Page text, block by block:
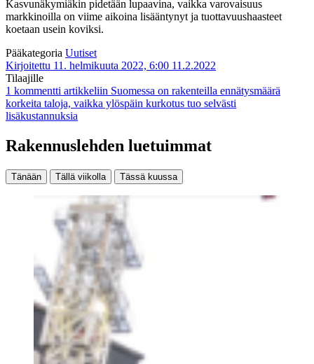
Kasvunäkymiäkin pidetään lupaavina, vaikka varovaisuus
markkinoilla on viime aikoina lisääntynyt ja tuottavuushaasteet
koetaan usein koviksi.
Pääkategoria Uutiset
Kirjoitettu 11. helmikuuta 2022, 6:00 11.2.2022
Tilaajille
1 kommentti artikkeliin Suomessa on rakenteilla ennätysmäärä
korkeita taloja, vaikka ylöspäin kurkotus tuo selvästi
lisäkustannuksia
Rakennuslehden luetuimmat
Tänään Tällä viikolla Tässä kuussa